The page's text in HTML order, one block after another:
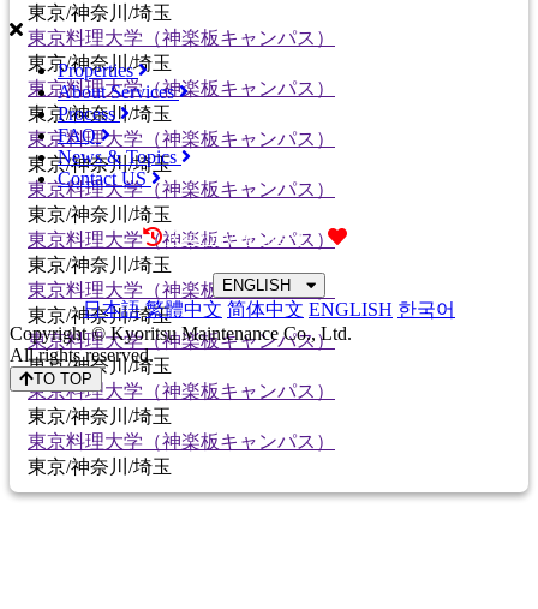
東京/神奈川/埼玉
東京料理大学（神楽板キャンパス）
東京/神奈川/埼玉
東京料理大学（神楽板キャンパス）
東京/神奈川/埼玉
東京料理大学（神楽板キャンパス）
東京/神奈川/埼玉
東京料理大学（神楽板キャンパス）
東京/神奈川/埼玉
東京料理大学（神楽板キャンパス）
東京/神奈川/埼玉
東京料理大学（神楽板キャンパス）
東京/神奈川/埼玉
東京料理大学（神楽板キャンパス）
東京/神奈川/埼玉
東京料理大学（神楽板キャンパス）
東京/神奈川/埼玉
東京料理大学（神楽板キャンパス）
東京/神奈川/埼玉
Properties
About Services
Process
FAQ
News & Topics
Contact US
Recently browsed
ENGLISH
日本語 繁體中文 简体中文 ENGLISH 한국어
Copyright © Kyoritsu Maintenance Co., Ltd.
All rights reserved.
TO TOP